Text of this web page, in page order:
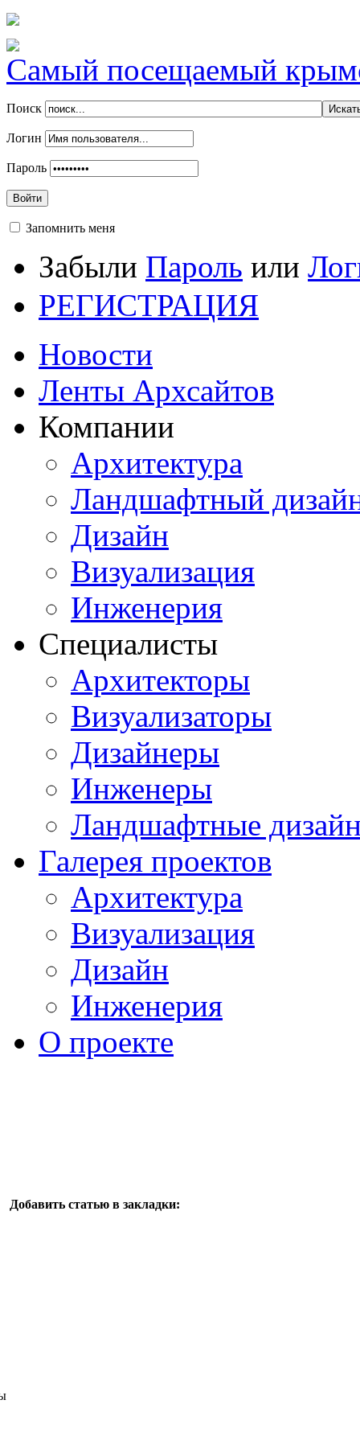
Самый посещаемый
Поиск
Логин
Пароль
Войти
Запомнить меня
Забыли Пароль или
РЕГИСТРАЦИЯ
Новости
Ленты Архсайтов
Компании
Архитектура
Ландшафтный
Дизайн
Визуализация
Инженерия
Специалисты
Архитекторы
Визуализаторы
Дизайнеры
Инженеры
Ландшафтные
Галерея проектов
Архитектура
Визуализация
Дизайн
Инженерия
О проекте
Добавить статью в закладки: